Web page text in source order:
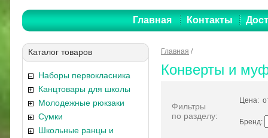
Главная Контакты
Каталог товаров
Наборы первокласника
Канцтовары для школы
Молодежные рюкзаки
Сумки
Школьные ранцы и
Главная /
Конверты и
Фильтры
по разделу:
Цена:
Бренд: